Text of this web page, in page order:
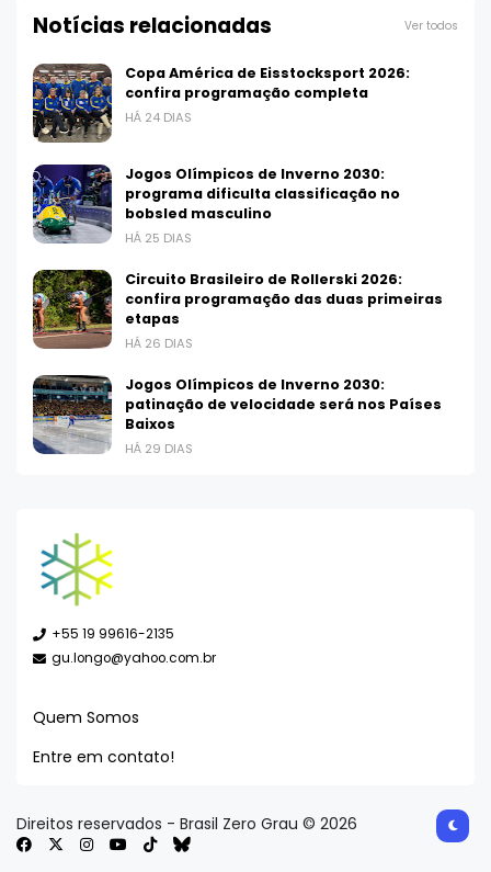
Notícias relacionadas Ver todos
Copa América de Eisstocksport 2026:
confira programação completa
HÁ 24 DIAS
Jogos Olímpicos de Inverno 2030:
programa dificulta classificação no
bobsled masculino
HÁ 25 DIAS
Circuito Brasileiro de Rollerski 2026:
confira programação das duas primeiras
etapas
HÁ 26 DIAS
Jogos Olímpicos de Inverno 2030:
patinação de velocidade será nos Países
Baixos
HÁ 29 DIAS
+55 19 99616-2135
gu.longo@yahoo.com.br
Quem Somos
Entre em contato!
Direitos reservados - Brasil Zero Grau © 2026